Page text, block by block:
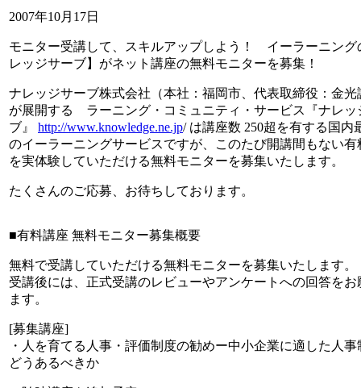
2007年10月17日
モニター受講して、スキルアップしよう！ イーラーニング
レッジサーブ】がネット講座の無料モニターを募集！
ナレッジサーブ株式会社（本社：福岡市、代表取締役：金光
が展開する ラーニング・コミュニティ・サービス『ナレッ
ブ』 http://www.knowledge.ne.jp/ は講座数 250超を有する国内
のイーラーニングサービスですが、このたび開講間もない有
を実体験していただける無料モニターを募集いたします。
たくさんのご応募、お待ちしております。
■有料講座 無料モニター募集概要
無料で受講していただける無料モニターを募集いたします。
受講後には、正式受講のレビューやアンケートへの回答をお
ます。
[募集講座]
・人を育てる人事・評価制度の勧めー中小企業に適した人事
どうあるべきか